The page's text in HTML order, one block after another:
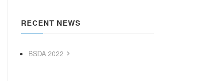
RECENT NEWS
BSDA 2022